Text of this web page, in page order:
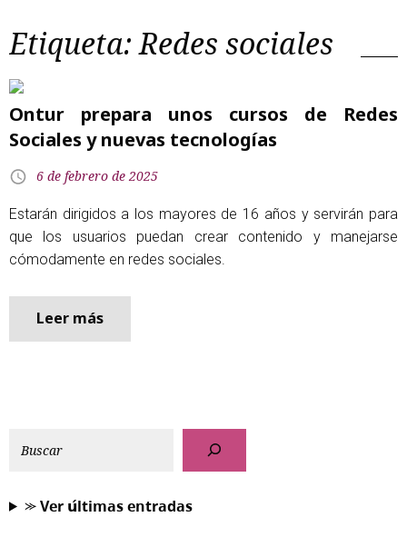
Etiqueta:Redes sociales
Ontur prepara unos cursos de Redes
Sociales y nuevas tecnologías
6 de febrero de 2025
Estarán dirigidos a los mayores de 16 años y servirán para
que los usuarios puedan crear contenido y manejarse
cómodamente en redes sociales.
Leer más
⪼ 𝗩𝗲𝗿 𝘂́𝗹𝘁𝗶𝗺𝗮𝘀 𝗲𝗻𝘁𝗿𝗮𝗱𝗮𝘀